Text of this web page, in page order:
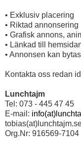
• Exklusiv placering
• Riktad annonsering
• Grafisk annons,
• Länkad till
• Annonsen kan
Kontakta oss redan
Lunchtajm
Tel: 073 - 445 47 45
E-mail:
Org.Nr: 916569-7104